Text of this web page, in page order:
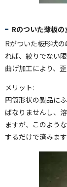
Rのついた薄板
Rがついた板形状
れば、絞りでない
曲げ加工により、
メリット:
円筒形状の製品に
ばなりませんし、
ますが、このよう
するだけで済みま